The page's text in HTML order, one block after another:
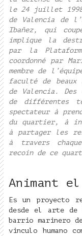
le 24 juillet
de Valencia de
Ibañez, qui
implique la
par la
coordonné par
membre de
faculté de
de Valencia.
de différentes
spectateur à
du quartier, à
à partager les
à travers
recoin de ce
Animant el
Es un proyecto
desde el arte de
barrio marinero
vinculo humano